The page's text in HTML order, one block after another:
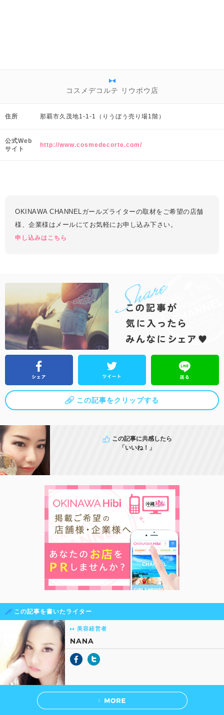
コスメデコルテ リウボウ店
住所 那覇市久茂地1-1-1（りうぼう売り場1階）
公式Web
サイト
http://www.cosmedecorte.com/
OKINAWA CHANNELガールズライターの取材をご希望の店舗
様、企業様はメールにてお気軽にお申し込み下さい。
申し込みはこちら
この記事をクリップする
この記事に共感したら
「いいね！」
この記事を書いたライター
美容経営者
NANA